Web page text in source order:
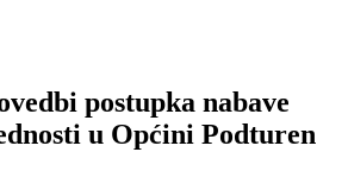
postupka nabave
u Općini Podturen